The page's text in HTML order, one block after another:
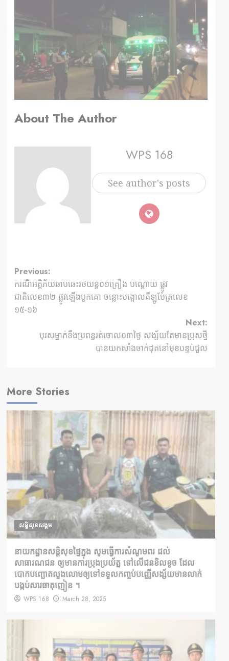
About The Author
WPS 168
See author's posts
Previous:
ករណីអគ្គិភ័យឆាបឆេះរថយន្ត០១គ្រឿង បណ្តោយ ផ្លូវ
ជាតិលេខ៣២ ផ្លូវឡើងបូកគោ ចន្លោះបង្គោលគីឡូម៉ែត្រលេខ
១៥-១៦
Next:
បុរសម្នាក់ខឹងប្រពន្ធរត់ចោល០៣ថ្ងៃ សង្ស័យតែមានប្រុសថ្មី
បានយកសាំងចាក់ដុតនៅមុខបន្ទប់ជួល
More Stories
សន្តិសុខសង្គម
នាយកដ្ឋានសន្តិសុខផ្ទៃក្នុង សូមធ្វើការសំណូមពរ ដល់
សាធារណជន ឲ្យមានការប្រុងប្រយ័ត្ន ទៅលើជនខិលខូច ដែល
បោកបញ្ឆោតលួងលោមឲ្យទៅទទួលកញ្ចប់បញ្ញើសង្ស័យមានលាក់
បង្កប់សារធាតុញៀន ។
WPS 168 March 28, 2025